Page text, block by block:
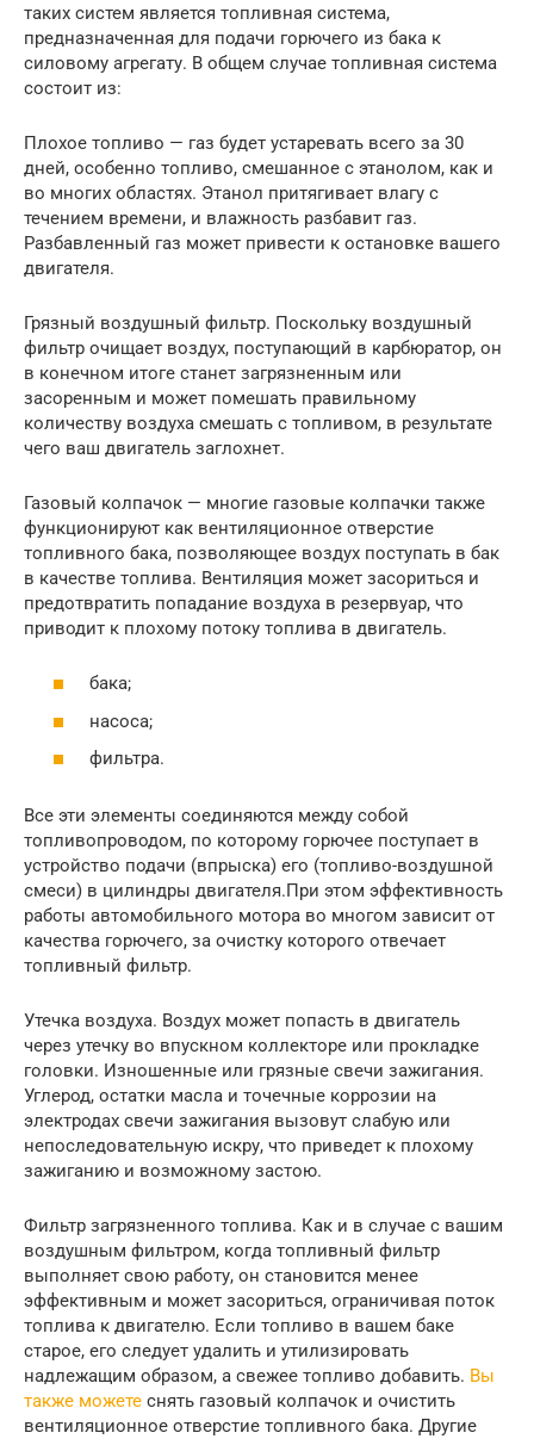
таких систем является топливная система,
предназначенная для подачи горючего из бака к
силовому агрегату. В общем случае топливная система
состоит из:
Плохое топливо — газ будет устаревать всего за 30
дней, особенно топливо, смешанное с этанолом, как и
во многих областях. Этанол притягивает влагу с
течением времени, и влажность разбавит газ.
Разбавленный газ может привести к остановке вашего
двигателя.
Грязный воздушный фильтр. Поскольку воздушный
фильтр очищает воздух, поступающий в карбюратор, он
в конечном итоге станет загрязненным или
засоренным и может помешать правильному
количеству воздуха смешать с топливом, в результате
чего ваш двигатель заглохнет.
Газовый колпачок — многие газовые колпачки также
функционируют как вентиляционное отверстие
топливного бака, позволяющее воздух поступать в бак
в качестве топлива. Вентиляция может засориться и
предотвратить попадание воздуха в резервуар, что
приводит к плохому потоку топлива в двигатель.
бака;
насоса;
фильтра.
Все эти элементы соединяются между собой
топливопроводом, по которому горючее поступает в
устройство подачи (впрыска) его (топливо-воздушной
смеси) в цилиндры двигателя.При этом эффективность
работы автомобильного мотора во многом зависит от
качества горючего, за очистку которого отвечает
топливный фильтр.
Утечка воздуха. Воздух может попасть в двигатель
через утечку во впускном коллекторе или прокладке
головки. Изношенные или грязные свечи зажигания.
Углерод, остатки масла и точечные коррозии на
электродах свечи зажигания вызовут слабую или
непоследовательную искру, что приведет к плохому
зажиганию и возможному застою.
Фильтр загрязненного топлива. Как и в случае с вашим
воздушным фильтром, когда топливный фильтр
выполняет свою работу, он становится менее
эффективным и может засориться, ограничивая поток
топлива к двигателю. Если топливо в вашем баке
старое, его следует удалить и утилизировать
надлежащим образом, а свежее топливо добавить. Вы
также можете снять газовый колпачок и очистить
вентиляционное отверстие топливного бака. Другие